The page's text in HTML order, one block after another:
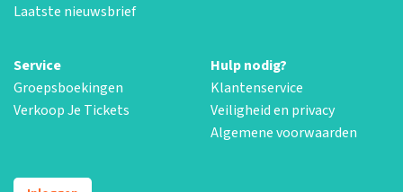
Laatste nieuwsbrief
Service
Groepsboekingen
Verkoop Je Tickets
Hulp nodig?
Klantenservice
Veiligheid en privacy
Algemene voorwaarden